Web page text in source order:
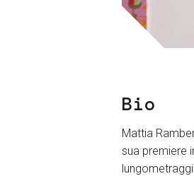
Bio
Mattia
sua premiere